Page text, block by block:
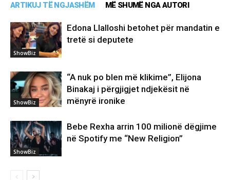
ARTIKUJ TË NGJASHËM MË SHUMË NGA AUTORI
ShowBiz
Edona Llalloshi betohet për mandatin e
tretë si deputete
ShowBiz
“A nuk po blen më klikime”, Elijona
Binakaj i përgjigjet ndjekësit në
mënyrë ironike
ShowBiz
Bebe Rexha arrin 100 milionë dëgjime
në Spotify me “New Religion”